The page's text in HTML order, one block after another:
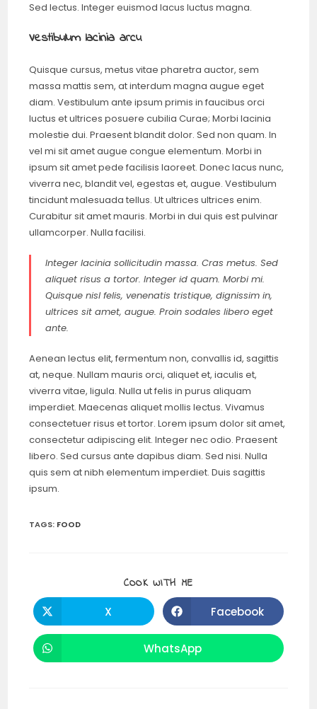
Sed lectus. Integer euismod lacus luctus magna.
Vestibulum lacinia arcu
Quisque cursus, metus vitae pharetra auctor, sem
massa mattis sem, at interdum magna augue eget
diam. Vestibulum ante ipsum primis in faucibus orci
luctus et ultrices posuere cubilia Curae; Morbi lacinia
molestie dui. Praesent blandit dolor. Sed non quam. In
vel mi sit amet augue congue elementum. Morbi in
ipsum sit amet pede facilisis laoreet. Donec lacus nunc,
viverra nec, blandit vel, egestas et, augue. Vestibulum
tincidunt malesuada tellus. Ut ultrices ultrices enim.
Curabitur sit amet mauris. Morbi in dui quis est pulvinar
ullamcorper. Nulla facilisi.
Integer lacinia sollicitudin massa. Cras metus. Sed
aliquet risus a tortor. Integer id quam. Morbi mi.
Quisque nisl felis, venenatis tristique, dignissim in,
ultrices sit amet, augue. Proin sodales libero eget
ante.
Aenean lectus elit, fermentum non, convallis id, sagittis
at, neque. Nullam mauris orci, aliquet et, iaculis et,
viverra vitae, ligula. Nulla ut felis in purus aliquam
imperdiet. Maecenas aliquet mollis lectus. Vivamus
consectetuer risus et tortor. Lorem ipsum dolor sit amet,
consectetur adipiscing elit. Integer nec odio. Praesent
libero. Sed cursus ante dapibus diam. Sed nisi. Nulla
quis sem at nibh elementum imperdiet. Duis sagittis
ipsum.
TAGS: FOOD
COOK WITH ME
X
Facebook
WhatsApp